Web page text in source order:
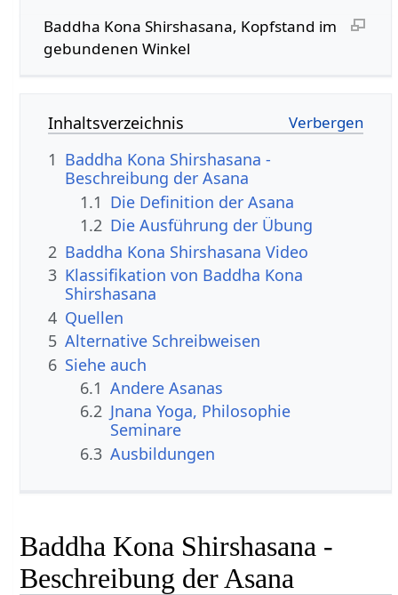
Baddha Kona Shirshasana, Kopfstand im
gebundenen Winkel
Inhaltsverzeichnis
1 Baddha Kona Shirshasana -
Beschreibung der Asana
1.1 Die Definition der Asana
1.2 Die Ausführung der Übung
2 Baddha Kona Shirshasana Video
3 Klassifikation von Baddha Kona
Shirshasana
4 Quellen
5 Alternative Schreibweisen
6 Siehe auch
6.1 Andere Asanas
6.2 Jnana Yoga, Philosophie
Seminare
6.3 Ausbildungen
Baddha Kona Shirshasana -
Beschreibung der Asana